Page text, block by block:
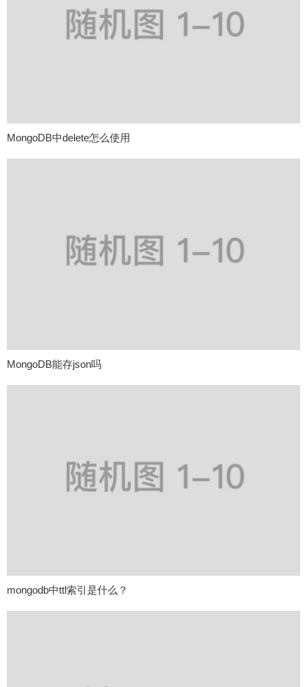
MongoDB中delete怎么使用
MongoDB能存json吗
mongodb中ttl索引是什么？